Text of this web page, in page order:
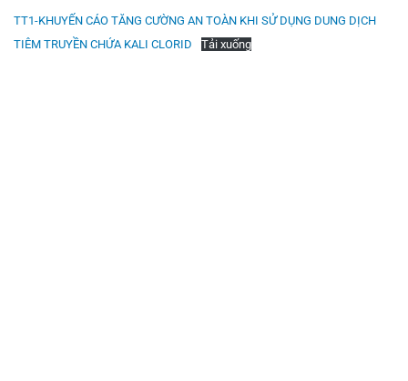
TT1-KHUYẾN CÁO TĂNG CƯỜNG AN TOÀN KHI SỬ DỤNG DUNG DỊCH
TIÊM TRUYỀN CHỨA KALI CLORID
Tải xuống